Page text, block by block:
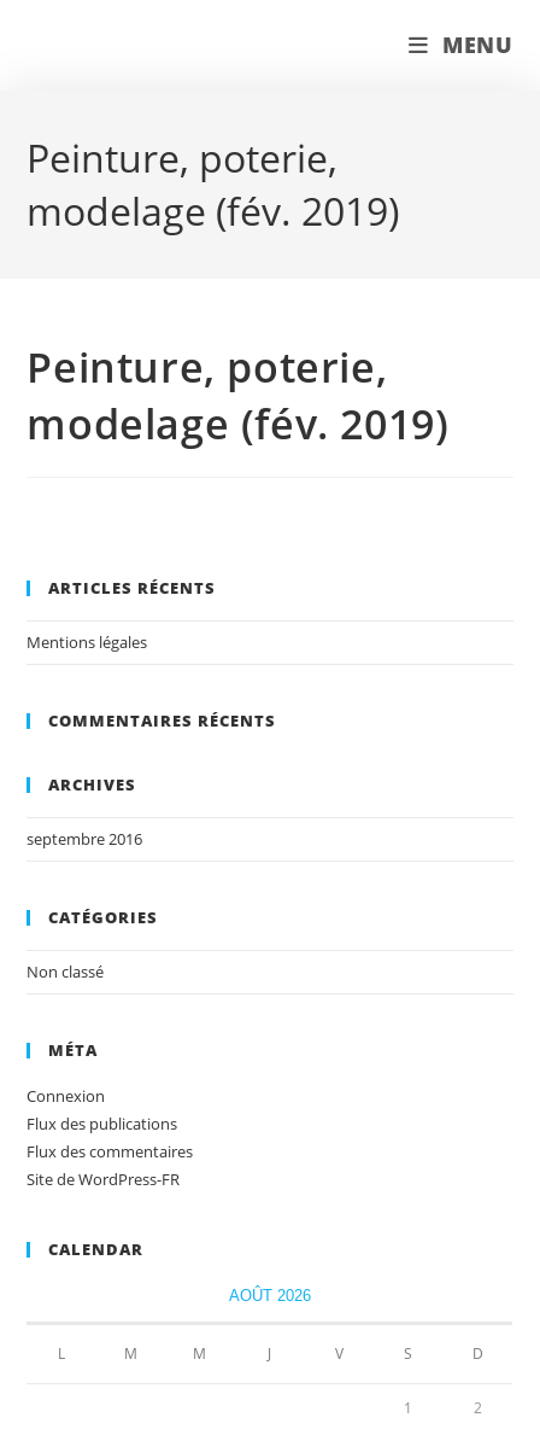
MENU
Peinture, poterie,
modelage (fév. 2019)
Peinture, poterie,
modelage (fév. 2019)
ARTICLES RÉCENTS
Mentions légales
COMMENTAIRES RÉCENTS
ARCHIVES
septembre 2016
CATÉGORIES
Non classé
MÉTA
Connexion
Flux des publications
Flux des commentaires
Site de WordPress-FR
CALENDAR
AOÛT 2026
L M M J V S D
1 2